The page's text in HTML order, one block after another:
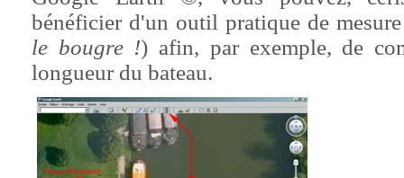
bénéficier d'un outil pratique de
le bougre !) afin, par exemple, de
longueur du bateau.